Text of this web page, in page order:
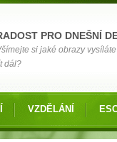
PRO DNEŠNÍ
si jaké obrazy
dál?
VZDĚLÁNÍ